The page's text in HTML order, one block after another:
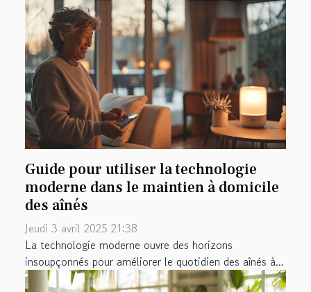
Guide pour utiliser la technologie
moderne dans le maintien à domicile
des aînés
Jeudi 3 avril 2025 21:38
La technologie moderne ouvre des horizons
insoupçonnés pour améliorer le quotidien des aînés à...